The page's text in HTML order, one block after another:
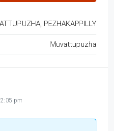
PEZHAKAPPILLY
Muvattupuzha
pm